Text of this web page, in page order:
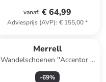
vanaf: € 64,99
Adviesprijs (AVP): € 155,00*
Merrell
Wandelschoenen ''Accentor 3
Sport'' zwart
-69%